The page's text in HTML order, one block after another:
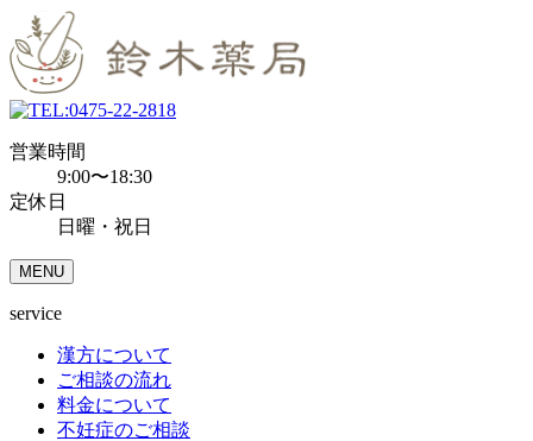
0475-22-2818
営業時間
9:00〜18:30
定休日
日曜・祝日
MENU
service
漢方について
ご相談の流れ
料金について
不妊症のご相談